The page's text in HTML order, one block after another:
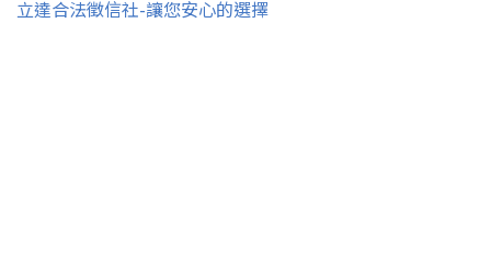
立達合法徵信社-讓您安心的選擇